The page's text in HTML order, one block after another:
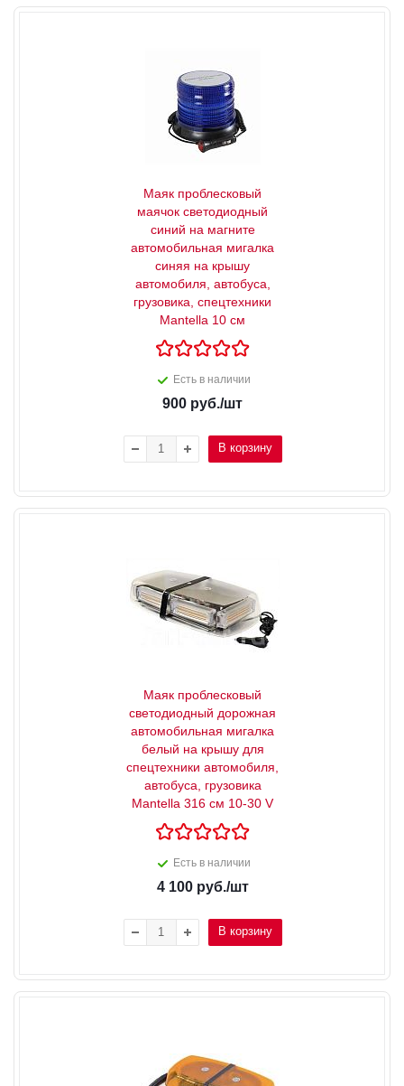
Маяк проблесковый
маячок светодиодный
синий на магните
автомобильная мигалка
синяя на крышу
автомобиля, автобуса,
грузовика, спецтехники
Mantella 10 см
Есть в наличии
900 руб./шт
В корзину
Маяк проблесковый
светодиодный дорожная
автомобильная мигалка
белый на крышу для
спецтехники автомобиля,
автобуса, грузовика
Mantella 316 см 10-30 V
Есть в наличии
4 100руб./шт
В корзину